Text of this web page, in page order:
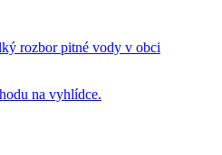
rozbor pitné vody v obci